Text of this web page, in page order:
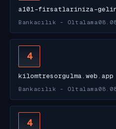
a101-firsatlariniza-
Bankacılık - Oltalama
4
kilomtresorgulma.web.app
Bankacılık - Oltalama
4